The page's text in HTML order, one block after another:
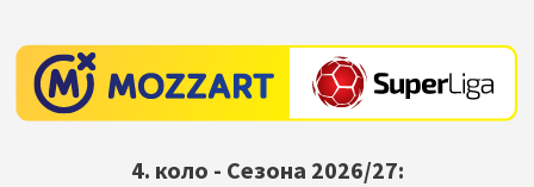
4. коло - Сезона 2026/27: